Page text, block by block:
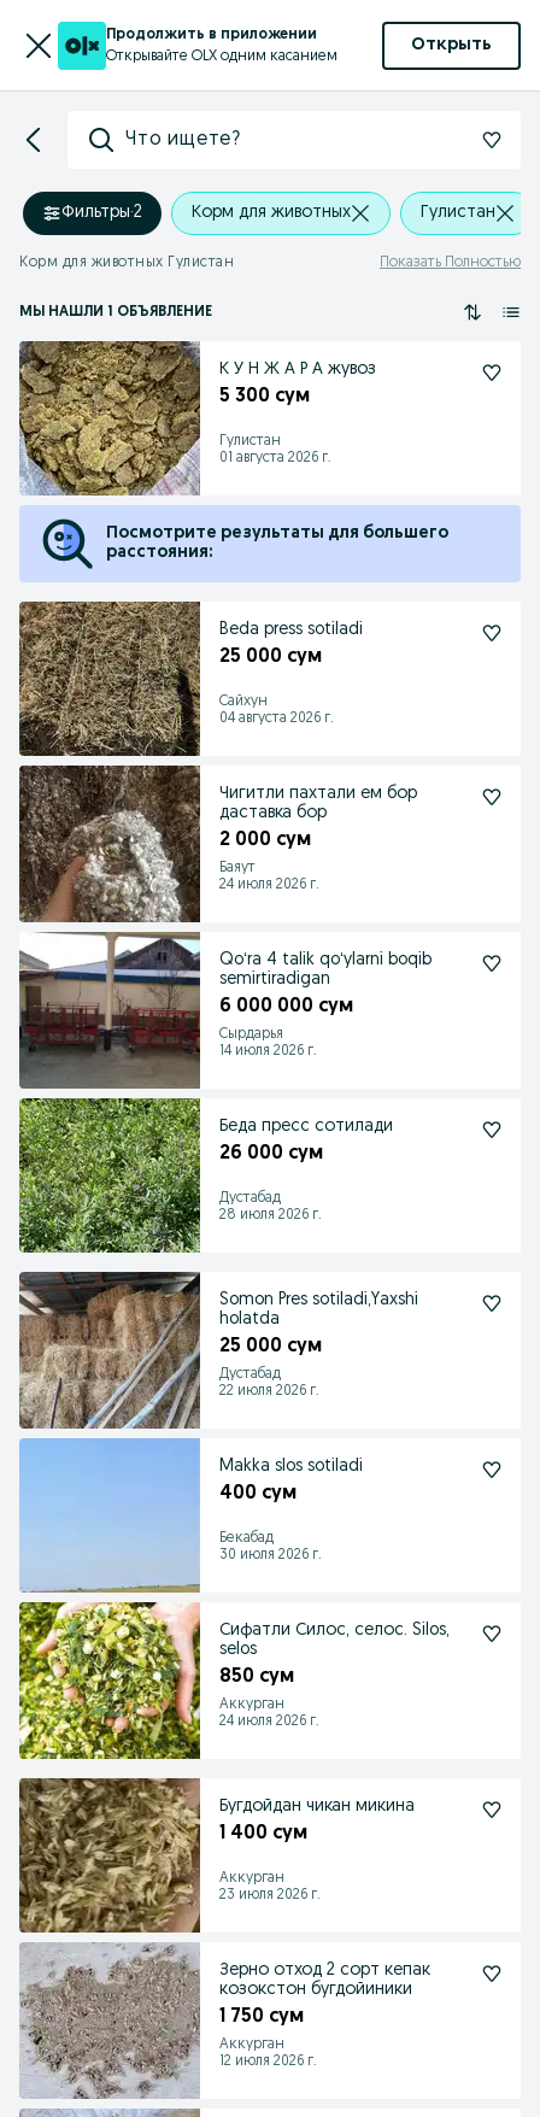
Продолжить в приложении
Открывайте OLX одним касанием
Открыть
Что ищете?
Фильтры·2 Корм для животных Гулистан
Корм для животных Гулистан Показать Полностью
МЫ НАШЛИ 1 ОБЪЯВЛЕНИЕ
К У Н Ж А Р А жувоз
5 300 сум
Гулистан
01 августа 2026 г.
Посмотрите результаты для большего
расстояния:
Beda press sotiladi
25 000 сум
Сайхун
04 августа 2026 г.
Чигитли пахтали ем бор
даставка бор
2 000 сум
Баяут
24 июля 2026 г.
Qoʻra 4 talik qoʻylarni boqib
semirtiradigan
6 000 000 сум
Сырдарья
14 июля 2026 г.
Беда пресс сотилади
26 000 сум
Дустабад
28 июля 2026 г.
Somon Pres sotiladi,Yaxshi
holatda
25 000 сум
Дустабад
22 июля 2026 г.
Makka slos sotiladi
400 сум
Бекабад
30 июля 2026 г.
Сифатли Силос, селос. Silos,
selos
850 сум
Аккурган
24 июля 2026 г.
Бугдойдан чикан микина
1 400 сум
Аккурган
23 июля 2026 г.
Зерно отход 2 сорт кепак
козокстон бугдойиники
1 750 сум
Аккурган
12 июля 2026 г.